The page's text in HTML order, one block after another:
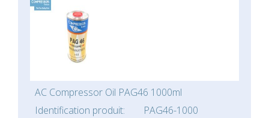
AC Compressor Oil PAG46 1000ml
Identification produit:
PAG46-1000